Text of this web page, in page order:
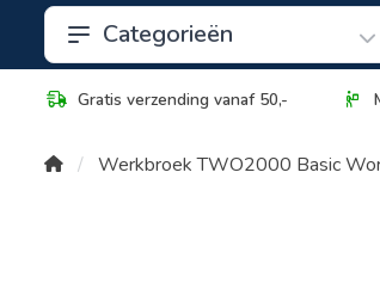
Categorieën
Gratis verzending vanaf 50,-
Werkbroek TWO2000 Basic